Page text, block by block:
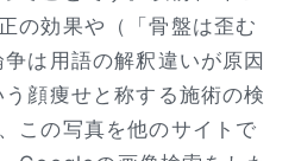
の効果や（「骨盤は歪む
は用語の解釈違いが原因
う顔痩せと称する施術の検
この写真を他のサイトで